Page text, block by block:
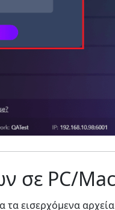
σε PC/Mac
τα εισερχόμενα